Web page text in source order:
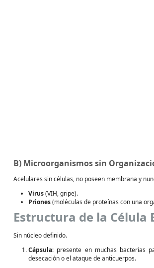
B) Microorganismos sin
Acelulares sin células, no poseen membrana y
Virus(VIH, gripe).
Priones(moléculas de proteínas con una
Estructura de la Célula
Sin núcleo definido.
Cápsula: presente en muchas bacterias
desecación o el ataque de anticuerpos.